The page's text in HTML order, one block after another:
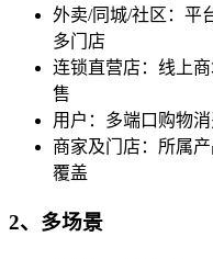
外卖/同城/社区：平
多门店
连锁直营店：线上
售
用户：多端口购物
商家及门店：所属
覆盖
2、多场景